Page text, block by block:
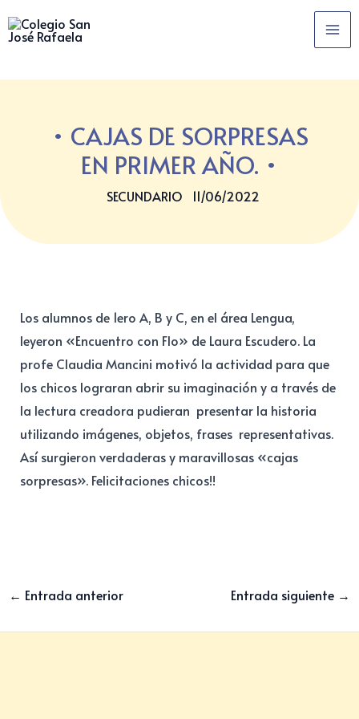
al
CAJAS DE SORPRESAS
EN PRIMER AÑO.
SECUNDARIO 11/06/2022
Los alumnos de 1ero A, B y C, en el área Lengua,
leyeron «Encuentro con Flo» de Laura Escudero. La
profe Claudia Mancini motivó la actividad para que
los chicos lograran abrir su imaginación y a través de
la lectura creadora pudieran presentar la historia
utilizando imágenes, objetos, frases representativas.
Así surgieron verdaderas y maravillosas «cajas
sorpresas». Felicitaciones chicos!!
← Entrada anterior Entrada siguiente →